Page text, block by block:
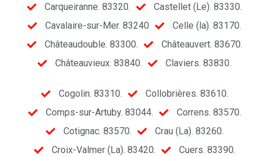
Carqueiranne. 83320.
Castellet (Le). 83330.
Cavalaire-sur-Mer. 83240
Celle (la). 83170.
Châteaudouble. 83300.
Châteauvert. 83670.
Châteauvieux. 83840.
Claviers. 83830.
Cogolin. 83310.
Collobrières. 83610.
Comps-sur-Artuby. 83044.
Correns. 83570.
Cotignac. 83570.
Crau (La). 83260.
Croix-Valmer (La). 83420.
Cuers. 83390.